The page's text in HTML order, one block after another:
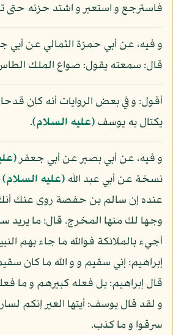
فاسترجع و استعبر و اشتد حزنه
و فيه، عن أبي حمزة الثمالي عن أبي
قال: سمعته يقول: صواع الملك
أقول: و في بعض الروايات أنه كان
يكتال به يوسف(عليه السلام).
و فيه، عن أبي بصير عن أبي جعفر
نسخة عن أبي عبد الله(عليه السلام)
عنده إن سالم بن حفصة روى عنك
وجها لك منها المخرج. قال: ما يريد
أجيء بالملائكة فوالله ما جاء بهم
إبراهيم: إني سقيم و و الله ما كان
قال إبراهيم: بل فعله كبيرهم و ما
و لقد قال يوسف: أيتها العير إنكم
سرقوا و ما كذب.